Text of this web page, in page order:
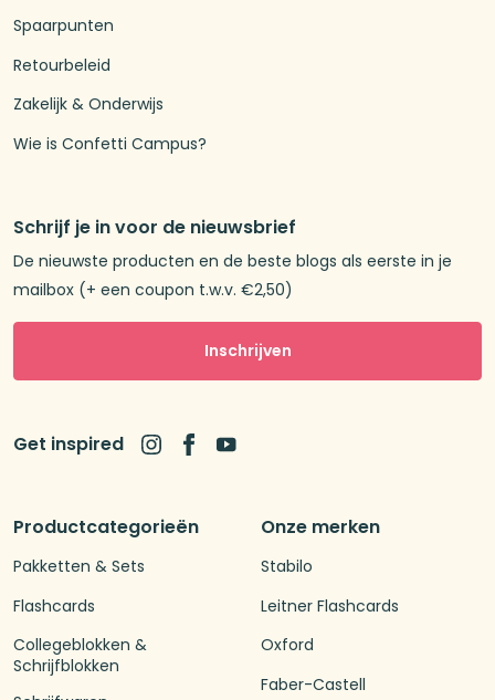
Productcategorieën
Pakketten & Sets
Flashcards
Collegeblokken &
Schrijfblokken
Onze merken
Stabilo
Leitner Flashcards
Oxford
Faber-Castell
Spaarpunten
Retourbeleid
Zakelijk & Onderwijs
Wie is Confetti Campus?
Schrijf je in voor de nieuwsbrief
De nieuwste producten en de beste blogs als eerste in je
mailbox (+ een coupon t.w.v. €2,50)
Inschrijven
Get inspired